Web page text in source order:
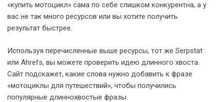
«купить мотоцикл» сама по себе слишком конкурентна, а у
вас не так много ресурсов или вы хотите получить
результат быстрее.
Используя перечисленные выше ресурсы, тот же Serpstat
или Ahrefs, вы можете проверить идею длинного хвоста.
Сайт подскажет, какие слова нужно добавить к фразе
«мотоциклы для путешествий», чтобы получились
популярные длиннохвостые фразы.